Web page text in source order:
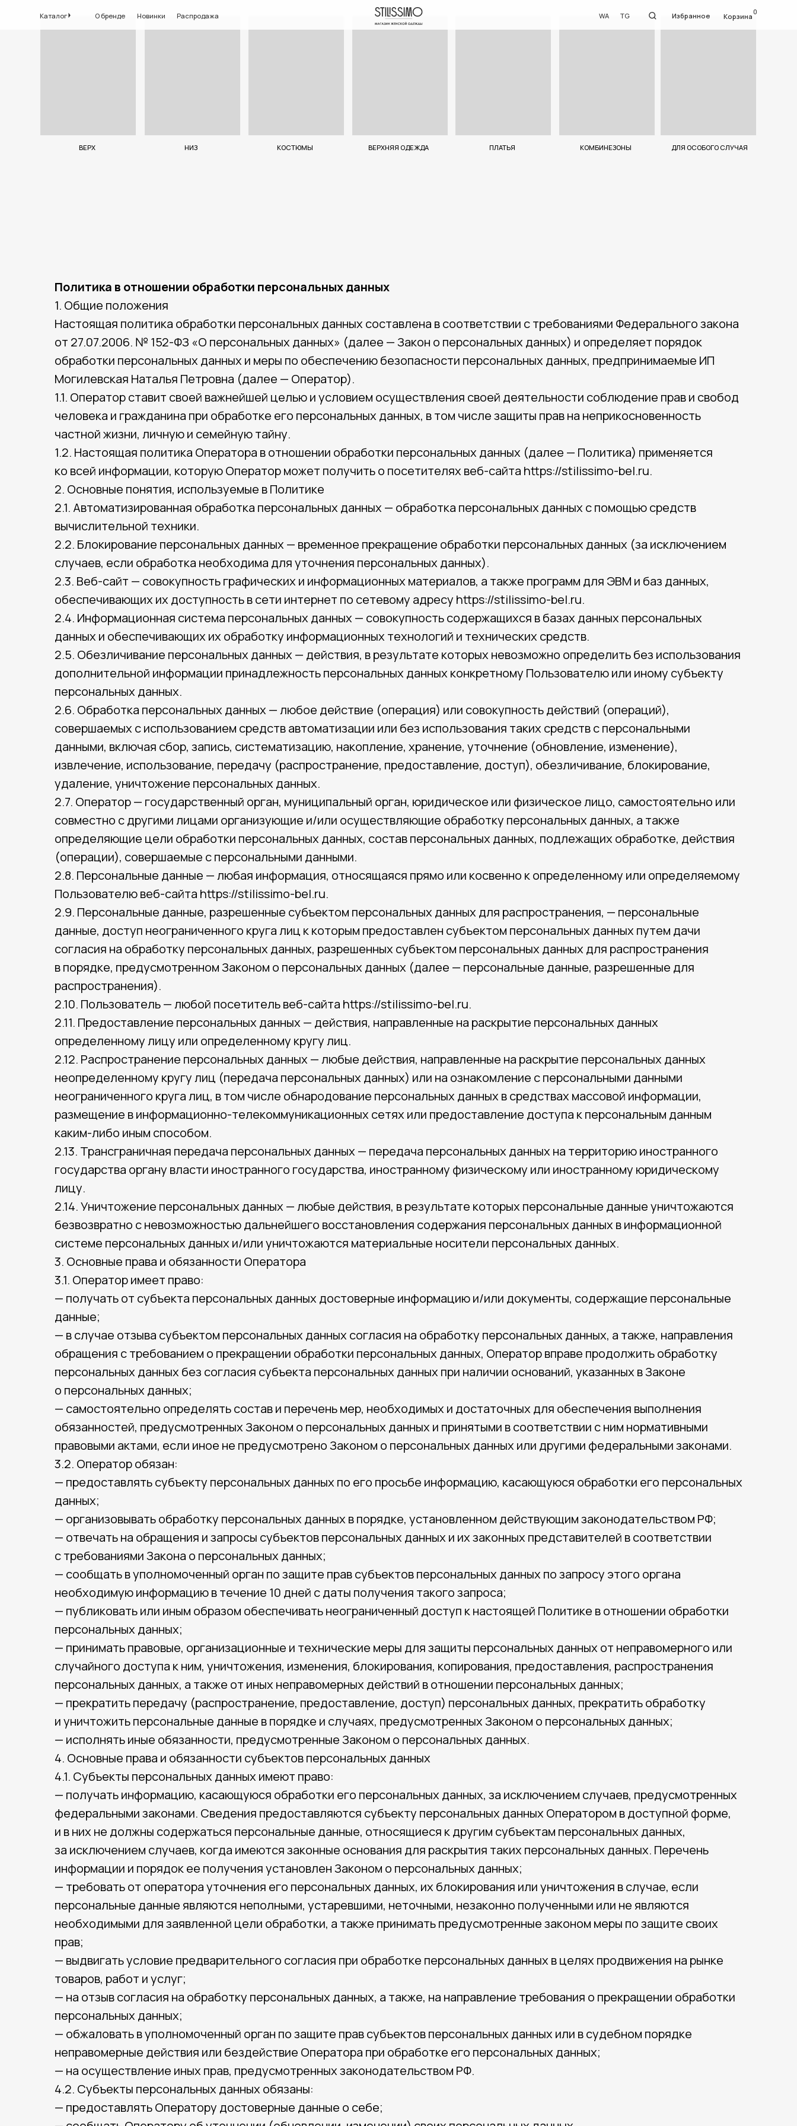
Каталог О бренде Распродажа
Новинки Избранное Корзина
Политика в отношении обработки персональных данных
1. Общие положения
Настоящая политика обработки персональных данных составлена в соответствии с требованиями Федерального закона
от 27.07.2006. № 152-ФЗ «О персональных данных» (далее — Закон о персональных данных) и определяет порядок
обработки персональных данных и меры по обеспечению безопасности персональных данных, предпринимаемые ИП
Могилевская Наталья Петровна (далее — Оператор).
1.1. Оператор ставит своей важнейшей целью и условием осуществления своей деятельности соблюдение прав и свобод
человека и гражданина при обработке его персональных данных, в том числе защиты прав на неприкосновенность
частной жизни, личную и семейную тайну.
1.2. Настоящая политика Оператора в отношении обработки персональных данных (далее — Политика) применяется
ко всей информации, которую Оператор может получить о посетителях веб-сайта https://stilissimo-bel.ru.
2. Основные понятия, используемые в Политике
2.1. Автоматизированная обработка персональных данных — обработка персональных данных с помощью средств
вычислительной техники.
2.2. Блокирование персональных данных — временное прекращение обработки персональных данных (за исключением
случаев, если обработка необходима для уточнения персональных данных).
2.3. Веб-сайт — совокупность графических и информационных материалов, а также программ для ЭВМ и баз данных,
обеспечивающих их доступность в сети интернет по сетевому адресу https://stilissimo-bel.ru.
2.4. Информационная система персональных данных — совокупность содержащихся в базах данных персональных
данных и обеспечивающих их обработку информационных технологий и технических средств.
2.5. Обезличивание персональных данных — действия, в результате которых невозможно определить без использования
дополнительной информации принадлежность персональных данных конкретному Пользователю или иному субъекту
персональных данных.
2.6. Обработка персональных данных — любое действие (операция) или совокупность действий (операций),
совершаемых с использованием средств автоматизации или без использования таких средств с персональными
данными, включая сбор, запись, систематизацию, накопление, хранение, уточнение (обновление, изменение),
извлечение, использование, передачу (распространение, предоставление, доступ), обезличивание, блокирование,
удаление, уничтожение персональных данных.
2.7. Оператор — государственный орган, муниципальный орган, юридическое или физическое лицо, самостоятельно или
совместно с другими лицами организующие и/или осуществляющие обработку персональных данных, а также
определяющие цели обработки персональных данных, состав персональных данных, подлежащих обработке, действия
(операции), совершаемые с персональными данными.
2.8. Персональные данные — любая информация, относящаяся прямо или косвенно к определенному или определяемому
Пользователю веб-сайта https://stilissimo-bel.ru.
2.9. Персональные данные, разрешенные субъектом персональных данных для распространения, — персональные
данные, доступ неограниченного круга лиц к которым предоставлен субъектом персональных данных путем дачи
согласия на обработку персональных данных, разрешенных субъектом персональных данных для распространения
в порядке, предусмотренном Законом о персональных данных (далее — персональные данные, разрешенные для
распространения).
2.10. Пользователь — любой посетитель веб-сайта https://stilissimo-bel.ru.
2.11. Предоставление персональных данных — действия, направленные на раскрытие персональных данных
определенному лицу или определенному кругу лиц.
2.12. Распространение персональных данных — любые действия, направленные на раскрытие персональных данных
неопределенному кругу лиц (передача персональных данных) или на ознакомление с персональными данными
неограниченного круга лиц, в том числе обнародование персональных данных в средствах массовой информации,
размещение в информационно-телекоммуникационных сетях или предоставление доступа к персональным данным
каким-либо иным способом.
2.13. Трансграничная передача персональных данных — передача персональных данных на территорию иностранного
государства органу власти иностранного государства, иностранному физическому или иностранному юридическому
лицу.
2.14. Уничтожение персональных данных — любые действия, в результате которых персональные данные уничтожаются
безвозвратно с невозможностью дальнейшего восстановления содержания персональных данных в информационной
системе персональных данных и/или уничтожаются материальные носители персональных данных.
3. Основные права и обязанности Оператора
3.1. Оператор имеет право:
— получать от субъекта персональных данных достоверные информацию и/или документы, содержащие персональные
данные;
— в случае отзыва субъектом персональных данных согласия на обработку персональных данных, а также, направления
обращения с требованием о прекращении обработки персональных данных, Оператор вправе продолжить обработку
персональных данных без согласия субъекта персональных данных при наличии оснований, указанных в Законе
о персональных данных;
— самостоятельно определять состав и перечень мер, необходимых и достаточных для обеспечения выполнения
обязанностей, предусмотренных Законом о персональных данных и принятыми в соответствии с ним нормативными
правовыми актами, если иное не предусмотрено Законом о персональных данных или другими федеральными законами.
3.2. Оператор обязан:
— предоставлять субъекту персональных данных по его просьбе информацию, касающуюся обработки его персональных
данных;
— организовывать обработку персональных данных в порядке, установленном действующим законодательством РФ;
— отвечать на обращения и запросы субъектов персональных данных и их законных представителей в соответствии
с требованиями Закона о персональных данных;
— сообщать в уполномоченный орган по защите прав субъектов персональных данных по запросу этого органа
необходимую информацию в течение 10 дней с даты получения такого запроса;
— публиковать или иным образом обеспечивать неограниченный доступ к настоящей Политике в отношении обработки
персональных данных;
— принимать правовые, организационные и технические меры для защиты персональных данных от неправомерного или
случайного доступа к ним, уничтожения, изменения, блокирования, копирования, предоставления, распространения
персональных данных, а также от иных неправомерных действий в отношении персональных данных;
— прекратить передачу (распространение, предоставление, доступ) персональных данных, прекратить обработку
и уничтожить персональные данные в порядке и случаях, предусмотренных Законом о персональных данных;
— исполнять иные обязанности, предусмотренные Законом о персональных данных.
4. Основные права и обязанности субъектов персональных данных
4.1. Субъекты персональных данных имеют право:
— получать информацию, касающуюся обработки его персональных данных, за исключением случаев, предусмотренных
федеральными законами. Сведения предоставляются субъекту персональных данных Оператором в доступной форме,
и в них не должны содержаться персональные данные, относящиеся к другим субъектам персональных данных,
за исключением случаев, когда имеются законные основания для раскрытия таких персональных данных. Перечень
информации и порядок ее получения установлен Законом о персональных данных;
— требовать от оператора уточнения его персональных данных, их блокирования или уничтожения в случае, если
персональные данные являются неполными, устаревшими, неточными, незаконно полученными или не являются
необходимыми для заявленной цели обработки, а также принимать предусмотренные законом меры по защите своих
прав;
— выдвигать условие предварительного согласия при обработке персональных данных в целях продвижения на рынке
товаров, работ и услуг;
— на отзыв согласия на обработку персональных данных, а также, на направление требования о прекращении обработки
персональных данных;
— обжаловать в уполномоченный орган по защите прав субъектов персональных данных или в судебном порядке
неправомерные действия или бездействие Оператора при обработке его персональных данных;
— на осуществление иных прав, предусмотренных законодательством РФ.
4.2. Субъекты персональных данных обязаны:
— предоставлять Оператору достоверные данные о себе;